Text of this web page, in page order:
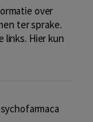
over
ter sprake.
links. Hier kun